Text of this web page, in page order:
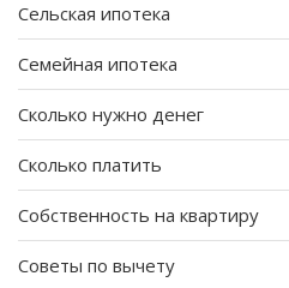
Сельская ипотека
Семейная ипотека
Сколько нужно денег
Сколько платить
Собственность на квартиру
Советы по вычету